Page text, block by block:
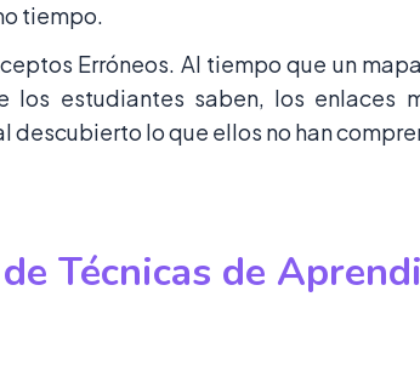
tiempo.
Erróneos. Al tiempo que un
los estudiantes saben, los enlaces
descubierto lo que ellos no han
Técnicas de